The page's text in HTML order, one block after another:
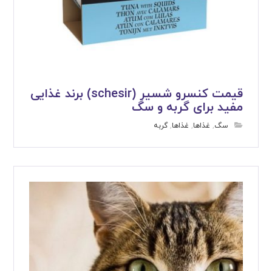
قیمت کنسرو شسیر (schesir) برند غذایی
مفید برای گربه و سگ
سگ, غذاها, غذاها,گربه